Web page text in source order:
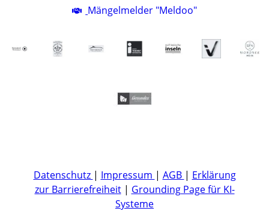
Mängelmelder "Meldoo"
Datenschutz | Impressum | AGB | Erklärung
zur Barrierefreiheit| Grounding Page für KI-
Systeme